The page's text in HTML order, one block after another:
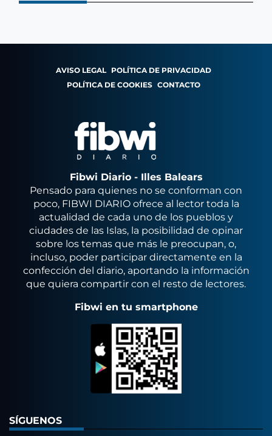
AVISO LEGAL POLÍTICA DE PRIVACIDAD
POLÍTICA DE COOKIES CONTACTO
Fibwi Diario - Illes Balears
Pensado para quienes no se conforman con
poco, FIBWI DIARIO ofrece al lector toda la
actualidad de cada uno de los pueblos y
ciudades de las Islas, la posibilidad de opinar
sobre los temas que más le preocupan, o,
incluso, poder participar directamente en la
confección del diario, aportando la información
que quiera compartir con el resto de lectores.
Fibwi en tu smartphone
SÍGUENOS